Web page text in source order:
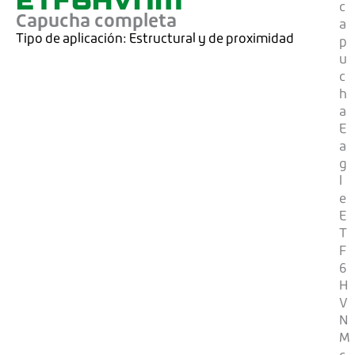
Capucha completa
Tipo de aplicación: Estructural y de proximidad
c
a
p
u
c
h
a
E
a
g
l
e
E
T
F
6
H
V
N
M